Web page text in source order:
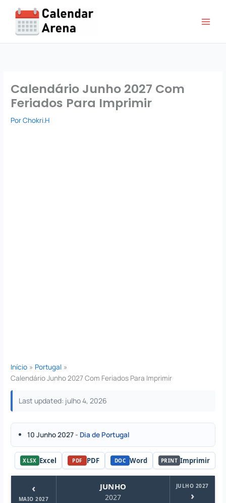
conteúdo
Calendário Junho 2027 Com
Feriados Para Imprimir
PorChokri.H
Início
Portugal
Calendário Junho 2027 Com Feriados Para Imprimir
Last updated: julho 4, 2026
10 Junho 2027- Dia de Portugal
XLSX Excel PDF PDF DOC Word PRINT Imprimir
‹
MAIO 2027
JUNHO
2027
JULHO 2027
›